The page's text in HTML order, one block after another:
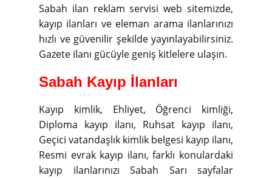
Sabah ilan reklam servisi web sitemizde,
kayıp ilanları ve eleman arama ilanlarınızı
hızlı ve güvenilir şekilde yayınlayabilirsiniz.
Gazete ilanı gücüyle geniş kitlelere ulaşın.
Sabah Kayıp İlanları
Kayıp kimlik, Ehliyet, Öğrenci kimliği,
Diploma kayıp ilanı, Ruhsat kayıp ilanı,
Geçici vatandaşlık kimlik belgesi kayıp ilanı,
Resmi evrak kayıp ilanı, farklı konulardaki
kayıp ilanlarınızı Sabah Sarı sayfalar